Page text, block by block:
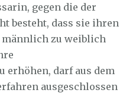
gegen die der
besteht, dass sie ihren
männlich zu weiblich
erhöhen, darf aus dem
ausgeschlossen